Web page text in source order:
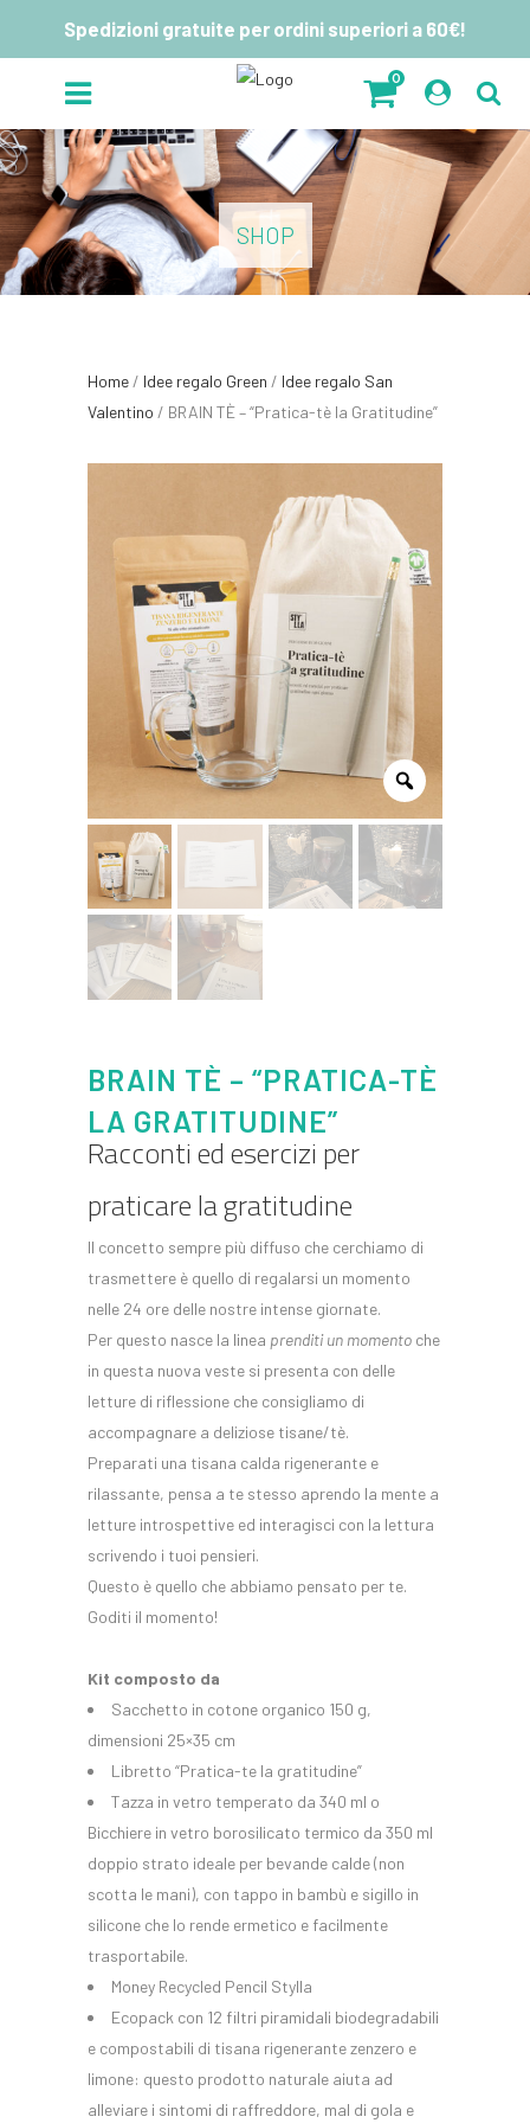
Spedizioni gratuite per ordini superiori a 60€!
0
SHOP
Home / Idee regalo Green / Idee regalo San
Valentino / BRAIN TÈ – “Pratica-tè la Gratitudine”
BRAIN TÈ – “PRATICA-TÈ
LA GRATITUDINE”
Racconti ed esercizi per
praticare la gratitudine
Il concetto sempre più diffuso che cerchiamo di
trasmettere è quello di regalarsi un momento
nelle 24 ore delle nostre intense giornate.
Per questo nasce la linea prenditi un momento che
in questa nuova veste si presenta con delle
letture di riflessione che consigliamo di
accompagnare a deliziose tisane/tè.
Preparati una tisana calda rigenerante e
rilassante, pensa a te stesso aprendo la mente a
letture introspettive ed interagisci con la lettura
scrivendo i tuoi pensieri.
Questo è quello che abbiamo pensato per te.
Goditi il momento!
Kit composto da
Sacchetto in cotone organico 150 g,
dimensioni 25×35 cm
Libretto “Pratica-te la gratitudine”
Tazza in vetro temperato da 340 ml o
Bicchiere in vetro borosilicato termico da 350 ml
doppio strato ideale per bevande calde (non
scotta le mani), con tappo in bambù e sigillo in
silicone che lo rende ermetico e facilmente
trasportabile.
Money Recycled Pencil Stylla
Ecopack con 12 filtri piramidali biodegradabili
e compostabili di tisana rigenerante zenzero e
limone: questo prodotto naturale aiuta ad
alleviare i sintomi di raffreddore, mal di gola e